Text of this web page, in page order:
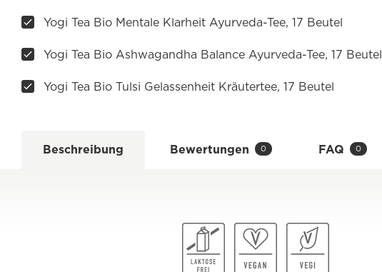
Yogi Tea Bio Mentale Klarheit Ayurveda-Tee, 17 Beutel
Yogi Tea Bio Ashwagandha Balance Ayurveda-Tee, 17 Beutel
Yogi Tea Bio Tulsi Gelassenheit Kräutertee, 17 Beutel
Beschreibung Bewertungen 0 FAQ 0